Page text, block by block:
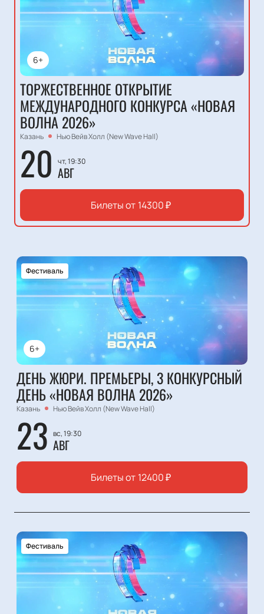
6+
ТОРЖЕСТВЕННОЕ ОТКРЫТИЕ
МЕЖДУНАРОДНОГО КОНКУРСА «НОВАЯ
ВОЛНА 2026»
Казань Нью Вейв Холл (New Wave Hall)
20 чт, 19:30
АВГ
Билеты от 14300₽
6+
Фестиваль
ДЕНЬ ЖЮРИ. ПРЕМЬЕРЫ, 3 КОНКУРСНЫЙ
ДЕНЬ «НОВАЯ ВОЛНА 2026»
Казань Нью Вейв Холл (New Wave Hall)
23 вс, 19:30
АВГ
Билеты от 12400₽
Фестиваль